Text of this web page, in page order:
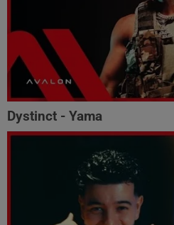
Dystinct - Yama